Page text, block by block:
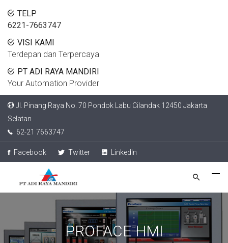
TELP
6221-7663747
VISI KAMI
Terdepan dan Terpercaya
PT ADI RAYA MANDIRI
Your Automation Provider
Jl. Pinang Raya No. 70 Pondok Labu Cilandak 12450 Jakarta
Selatan
62-21 7663747
Facebook Twitter LinkedIn
PROFACE HMI